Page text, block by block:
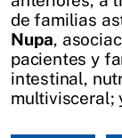
de familias
Nupa,
pacientes y
intestinal,
multivisceral;